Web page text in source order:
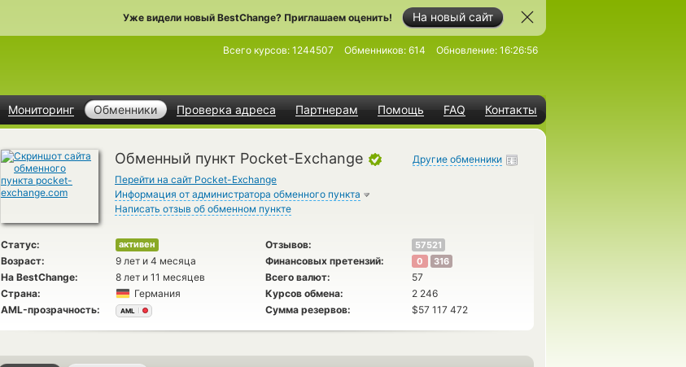
На новый сайт
Уже видели новый BestChange? Приглашаем оценить!
Мониторинг Обменники Проверка адреса Партнерам Помощь FAQ Контакты
Всего курсов: 1244507 Обменников: 614 Обновление: 16:26:56
Обменный пункт Pocket-Exchange
Перейти на сайт Pocket-Exchange
Информация от администратора обменного пункта
Написать отзыв об обменном пункте
Другие обменники
Статус: активен Отзывов: 57521
Возраст: 9 лет и 4 месяца Финансовых претензий: 0 316
На BestChange: 8 лет и 11 месяцев Всего валют:
57
Страна:
Германия Курсов обмена:
2 246
AML-прозрачность:
AML Сумма резервов: $57 117 472